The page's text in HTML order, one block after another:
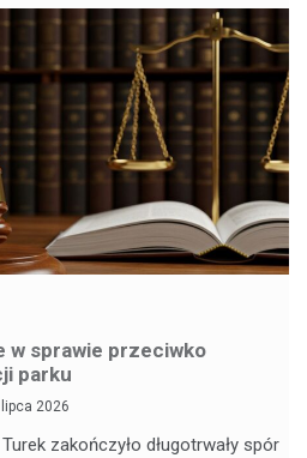
sprawie przeciwko
parku
2026
zakończyło długotrwały spór